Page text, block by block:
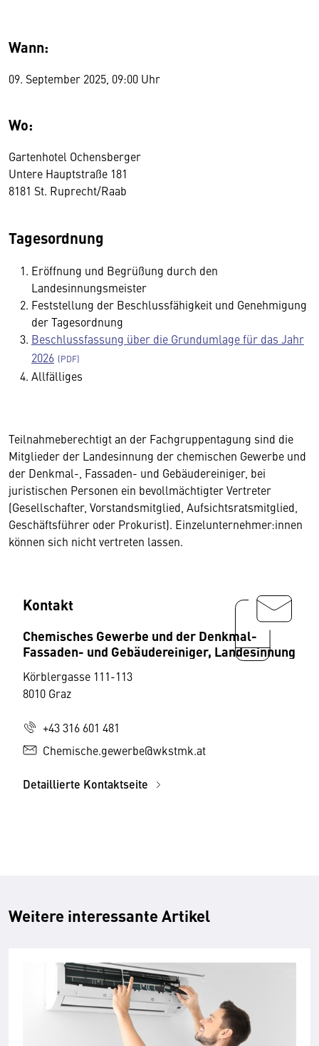
Wann:
09. September 2025, 09:00 Uhr
Wo:
Gartenhotel Ochensberger
Untere Hauptstraße 181
8181 St. Ruprecht/Raab
Tagesordnung
Eröffnung und Begrüßung durch den
Landesinnungsmeister
Feststellung der Beschlussfähigkeit und Genehmigung
der Tagesordnung
Beschlussfassung über die Grundumlage für das Jahr
2026
Allfälliges
Teilnahmeberechtigt an der Fachgruppentagung sind die
Mitglieder der Landesinnung der chemischen Gewerbe und
der Denkmal-, Fassaden- und Gebäudereiniger, bei
juristischen Personen ein bevollmächtigter Vertreter
(Gesellschafter, Vorstandsmitglied, Aufsichtsratsmitglied,
Geschäftsführer oder Prokurist). Einzelunternehmer:innen
können sich nicht vertreten lassen.
Kontakt
Chemisches Gewerbe und der Denkmal-
Fassaden- und Gebäudereiniger, Landesinnung
Körblergasse 111-113
8010 Graz
+43 316 601 481
Chemische.gewerbe@wkstmk.at
Detaillierte Kontaktseite
Weitere interessante Artikel